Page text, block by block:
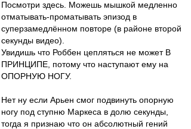
Посмотри здесь. Можешь мышкой медленно
отматывать-проматывать эпизод в
суперзамедлённом повторе (в районе второй
секунды видео).
Увидишь что Роббен цепляться не может В
ПРИНЦИПЕ, потому что наступают ему на
ОПОРНУЮ НОГУ.
Нет ну если Арьен смог подвинуть опорную
ногу под ступню Маркеса в долю секунды,
тогда я признаю что он абсолютный гений